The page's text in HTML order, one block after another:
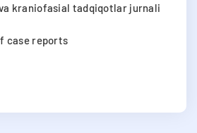
kraniofasial tadqiqotlar jurnali
case reports